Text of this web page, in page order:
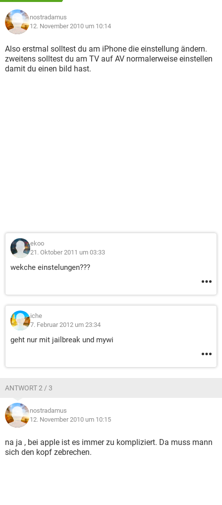
nostradamus
12. November 2010 um 10:14
Also erstmal solltest du am iPhone die einstellung ändern.
zweitens solltest du am TV auf AV normalerweise einstellen
damit du einen bild hast.
ekoo
21. Oktober 2011 um 03:33
wekche einstelungen???
iche
7. Februar 2012 um 23:34
geht nur mit jailbreak und mywi
ANTWORT 2 / 3
nostradamus
12. November 2010 um 10:15
na ja , bei apple ist es immer zu kompliziert. Da muss mann
sich den kopf zebrechen.